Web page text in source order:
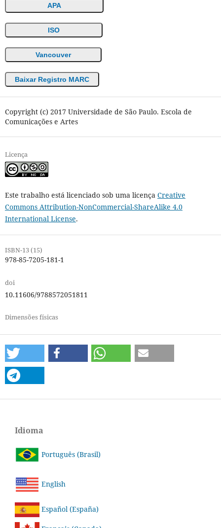
APA
ISO
Vancouver
Baixar Registro MARC
Copyright (c) 2017 Universidade de São Paulo. Escola de
Comunicações e Artes
Licença
Este trabalho está licenciado sob uma licença Creative
Commons Attribution-NonCommercial-ShareAlike 4.0
International License.
ISBN-13 (15)
978-85-7205-181-1
doi
10.11606/9788572051811
Dimensões físicas
Idioma
Português (Brasil)
English
Español (España)